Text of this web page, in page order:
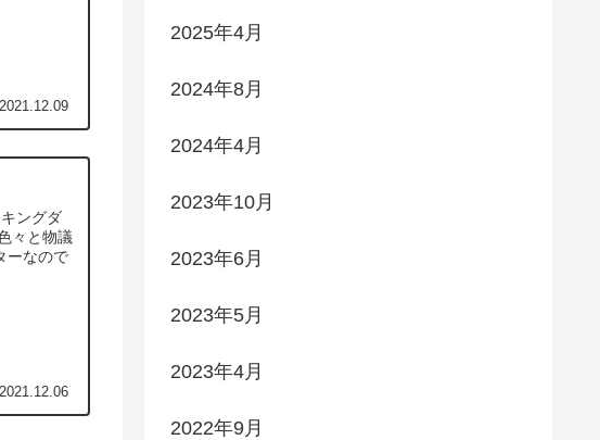
2021.12.09
ングダ
々と物議
ーなので
2021.12.06
2025年4月
2024年8月
2024年4月
2023年10月
2023年6月
2023年5月
2023年4月
2022年9月